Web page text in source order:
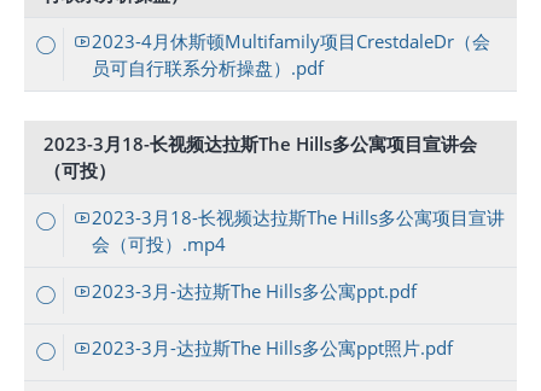
2023-4月休斯顿Multifamily项目CrestdaleDr（会
员可自行联系分析操盘）.pdf
2023-3月18-长视频达拉斯The Hills多公寓项目宣讲会
（可投）
2023-3月18-长视频达拉斯The Hills多公寓项目宣讲
会（可投）.mp4
2023-3月-达拉斯The Hills多公寓ppt.pdf
2023-3月-达拉斯The Hills多公寓ppt照片.pdf